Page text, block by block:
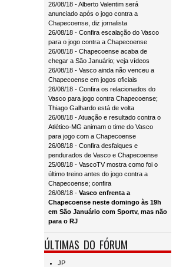
26/08/18 - Alberto Valentim será
anunciado após o jogo contra a
Chapecoense, diz jornalista
26/08/18 - Confira escalação do Vasco
para o jogo contra a Chapecoense
26/08/18 - Chapecoense acaba de
chegar a São Januário; veja vídeos
26/08/18 - Vasco ainda não venceu a
Chapecoense em jogos oficiais
26/08/18 - Confira os relacionados do
Vasco para jogo contra Chapecoense;
Thiago Galhardo está de volta
26/08/18 - Atuação e resultado contra o
Atlético-MG animam o time do Vasco
para jogo com a Chapecoense
26/08/18 - Confira desfalques e
pendurados de Vasco e Chapecoense
25/08/18 - VascoTV mostra como foi o
último treino antes do jogo contra a
Chapecoense; confira
26/08/18 - Vasco enfrenta a
Chapecoense neste domingo às 19h
em São Januário com Sportv, mas não
para o RJ
ÚLTIMAS DO FÓRUM